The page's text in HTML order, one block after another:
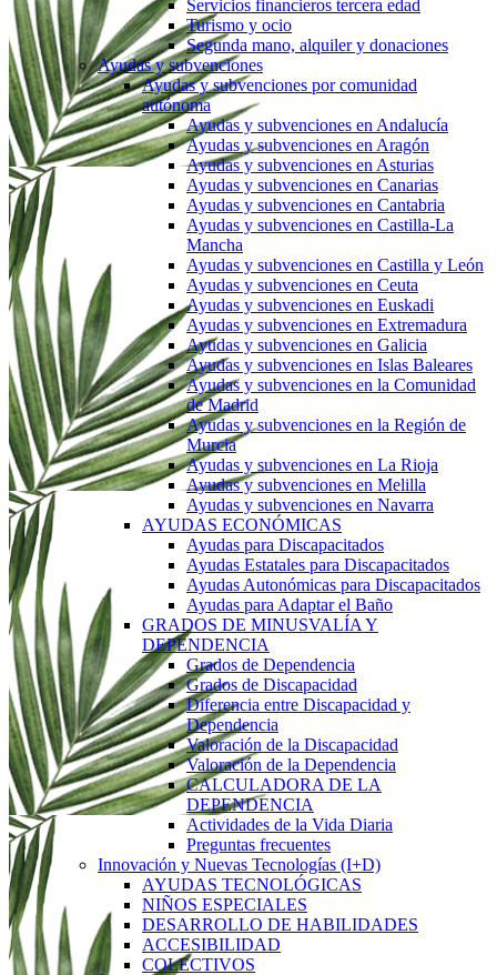
Servicios financieros tercera edad
Turismo y ocio
Segunda mano, alquiler y donaciones
Ayudas y subvenciones
Ayudas y subvenciones por comunidad
autónoma
Ayudas y subvenciones en Andalucía
Ayudas y subvenciones en Aragón
Ayudas y subvenciones en Asturias
Ayudas y subvenciones en Canarias
Ayudas y subvenciones en Cantabria
Ayudas y subvenciones en Castilla-La
Mancha
Ayudas y subvenciones en Castilla y León
Ayudas y subvenciones en Ceuta
Ayudas y subvenciones en Euskadi
Ayudas y subvenciones en Extremadura
Ayudas y subvenciones en Galicia
Ayudas y subvenciones en Islas Baleares
Ayudas y subvenciones en la Comunidad
de Madrid
Ayudas y subvenciones en la Región de
Murcia
Ayudas y subvenciones en La Rioja
Ayudas y subvenciones en Melilla
Ayudas y subvenciones en Navarra
AYUDAS ECONÓMICAS
Ayudas para Discapacitados
Ayudas Estatales para Discapacitados
Ayudas Autonómicas para Discapacitados
Ayudas para Adaptar el Baño
GRADOS DE MINUSVALÍA Y
DEPENDENCIA
Grados de Dependencia
Grados de Discapacidad
Diferencia entre Discapacidad y
Dependencia
Valoración de la Discapacidad
Valoración de la Dependencia
CALCULADORA DE LA
DEPENDENCIA
Actividades de la Vida Diaria
Preguntas frecuentes
Innovación y Nuevas Tecnologías (I+D)
AYUDAS TECNOLÓGICAS
NIÑOS ESPECIALES
DESARROLLO DE HABILIDADES
ACCESIBILIDAD
COLECTIVOS